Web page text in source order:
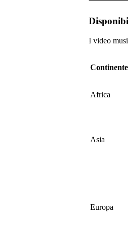
I video
Continente
Africa
Asia
Europa